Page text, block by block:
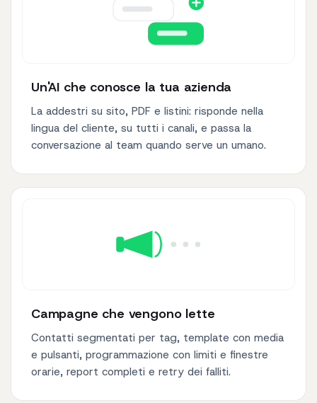
Un'AI che conosce la tua azienda
La addestri su sito, PDF e listini: risponde nella
lingua del cliente, su tutti i canali, e passa la
conversazione al team quando serve un umano.
Campagne che vengono lette
Contatti segmentati per tag, template con media
e pulsanti, programmazione con limiti e finestre
orarie, report completi e retry dei falliti.